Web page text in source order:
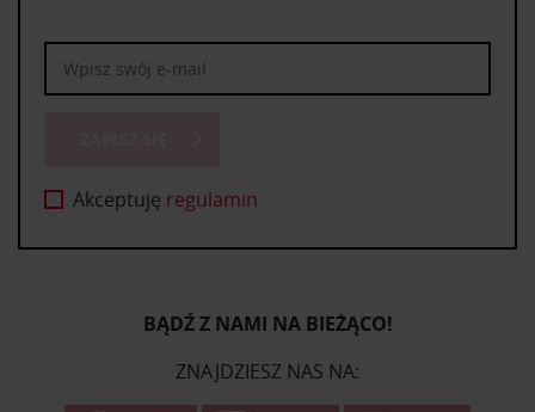
Akceptuję regulamin
BĄDŹ Z NAMI NA BIEŻĄCO!
ZNAJDZIESZ NAS NA: